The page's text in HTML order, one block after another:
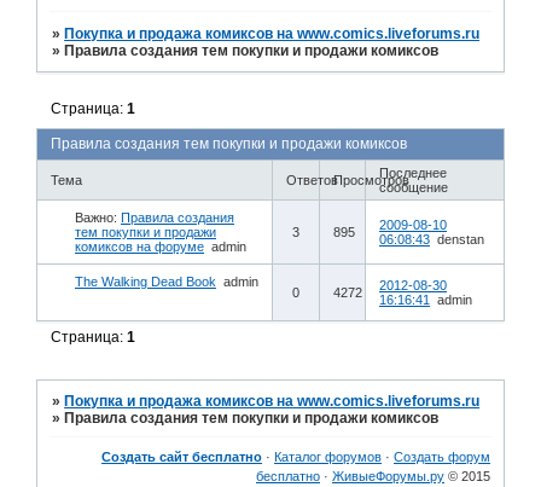
» Покупка и продажа комиксов на www.comics.liveforums.ru
» Правила создания тем покупки и продажи комиксов
Правила создания тем покупки и продажи комиксов
Страница:1
Тема ОтветовПросмотровПоследнее
сообщение
Важно: Правила создания
тем покупки и продажи
комиксов на форуме admin
3 895
2009-08-10
06:08:43 denstan
The Walking Dead Book admin
0 4272
2012-08-30
16:16:41
admin
Страница:1
» Покупка и продажа комиксов на www.comics.liveforums.ru
» Правила создания тем покупки и продажи комиксов
Создать сайт бесплатно · Каталог форумов · Создать форум
бесплатно · ЖивыеФорумы.ру © 2015